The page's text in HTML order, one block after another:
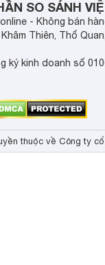
SO SÁNH
- Không bán
Thiên, Thổ
ký kinh doanh số
thuộc về Công ty cổ